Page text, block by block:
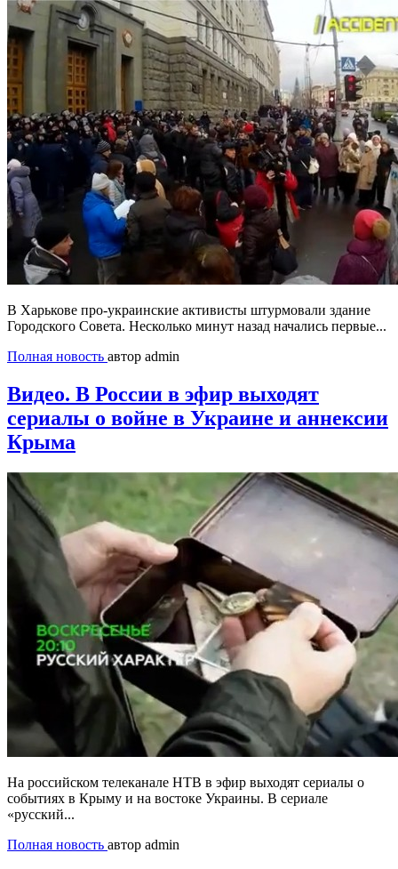
В Харькове про-украинские активисты штурмовали здание
Городского Совета. Несколько минут назад начались первые...
Полная новость автор admin
Видео. В России в эфир выходят
сериалы о войне в Украине и аннексии
Крыма
На российском телеканале НТВ в эфир выходят сериалы о
событиях в Крыму и на востоке Украины. В сериале
«русский...
Полная новость автор admin